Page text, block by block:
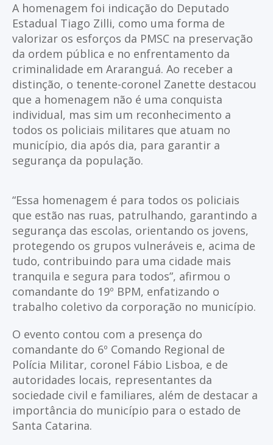
A homenagem foi indicação do Deputado
Estadual Tiago Zilli, como uma forma de
valorizar os esforços da PMSC na preservação
da ordem pública e no enfrentamento da
criminalidade em Araranguá. Ao receber a
distinção, o tenente-coronel Zanette destacou
que a homenagem não é uma conquista
individual, mas sim um reconhecimento a
todos os policiais militares que atuam no
município, dia após dia, para garantir a
segurança da população.
“Essa homenagem é para todos os policiais
que estão nas ruas, patrulhando, garantindo a
segurança das escolas, orientando os jovens,
protegendo os grupos vulneráveis e, acima de
tudo, contribuindo para uma cidade mais
tranquila e segura para todos”, afirmou o
comandante do 19º BPM, enfatizando o
trabalho coletivo da corporação no município.
O evento contou com a presença do
comandante do 6º Comando Regional de
Polícia Militar, coronel Fábio Lisboa, e de
autoridades locais, representantes da
sociedade civil e familiares, além de destacar a
importância do município para o estado de
Santa Catarina.